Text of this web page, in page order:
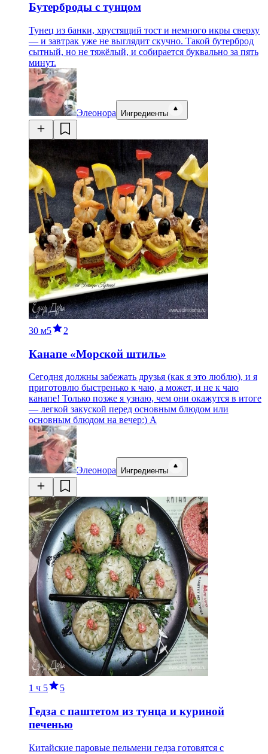
Бутерброды с тунцом
Тунец из банки, хрустящий тост и немного икры сверху
— и завтрак уже не выглядит скучно. Такой бутерброд
сытный, но не тяжёлый, и собирается буквально за пять
минут.
Элеонора Ингредиенты
30 м5 2
Канапе «Морской штиль»
Сегодня должны забежать друзья (как я это люблю), и я
приготовлю быстренько к чаю, а может, и не к чаю
канапе! Только позже я узнаю, чем они окажутся в итоге
— легкой закуской перед основным блюдом или
основным блюдом на вечер:) А
Элеонора Ингредиенты
1 ч 5 5
Гедза с паштетом из тунца и куриной
печенью
Китайские паровые пельмени гедза готовятся с